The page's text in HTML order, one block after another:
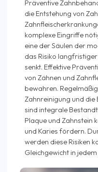
Präventive
die Entstehung von
komplexe Eingriffe
eine der Säulen der
das Risiko
senkt. Effektive
von Zähnen und
bewahren.
Zahnreinigung und
sind integrale
Plaque und Zahnstein
und Karies fördern.
werden diese Risiken
Gleichgewicht in